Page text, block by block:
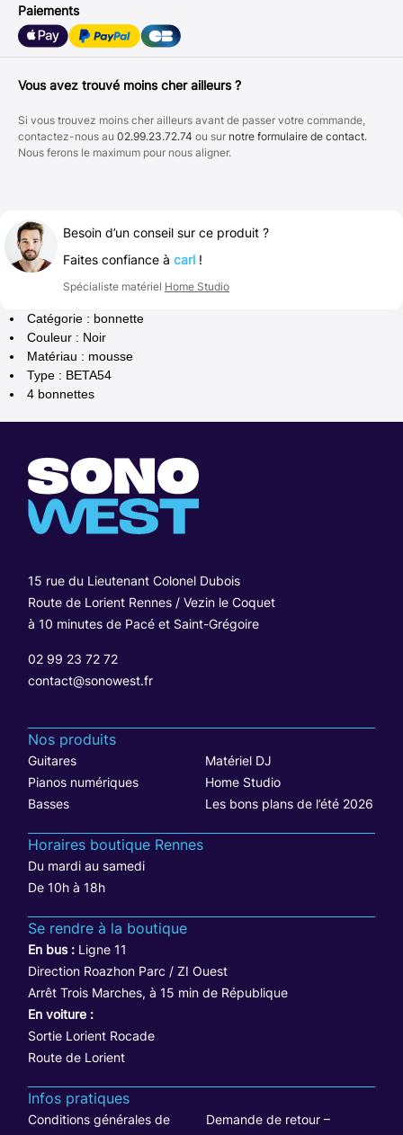
Paiements
Vous avez trouvé moins cher ailleurs ?
Si vous trouvez moins cher ailleurs avant de passer votre commande,
contactez-nous au 02.99.23.72.74 ou sur notre formulaire de contact.
Nous ferons le maximum pour nous aligner.
Besoin d’un conseil sur ce produit ?
Faites confiance à carl !
Spécialiste matériel Home Studio
Catégorie : bonnette
Couleur : Noir
Matériau : mousse
Type : BETA54
4 bonnettes
15 rue du Lieutenant Colonel Dubois
Route de Lorient Rennes / Vezin le Coquet
à 10 minutes de Pacé et Saint-Grégoire
02 99 23 72 72
contact@sonowest.fr
Nos produits
Guitares
Matériel DJ
Pianos numériques
Home Studio
Basses
Les bons plans de l’été 2026
Horaires boutique Rennes
Du mardi au samedi
De 10h à 18h
Se rendre à la boutique
En bus : Ligne 11
Direction Roazhon Parc / ZI Ouest
Arrêt Trois Marches, à 15 min de République
En voiture :
Sortie Lorient Rocade
Route de Lorient
Infos pratiques
Conditions générales de
Demande de retour –